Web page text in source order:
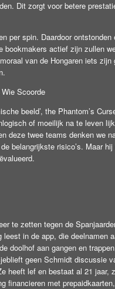
Dit zorgt voor betere
spin. Daardoor ontstonden
bookmakers actief zijn zullen
van de Hongaren iets
Scoorde
beeld’, the Phantom’s
of moeilijk na te leven
deze twee teams denken we
belangrijkste risico’s. Maar
te zetten tegen de
in de app, die deelnamen
doolhof aan gangen en
geen Schmidt discussie
heeft lef en bestaat al 21 jaar,
met